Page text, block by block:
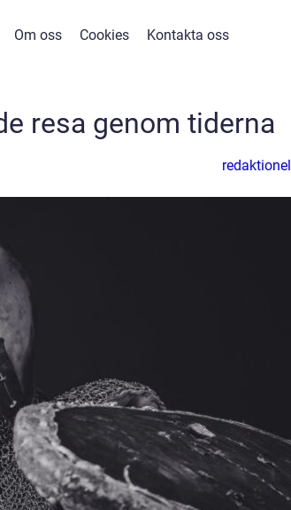
Om oss Cookies Kontakta oss
resa genom tiderna
redaktionel